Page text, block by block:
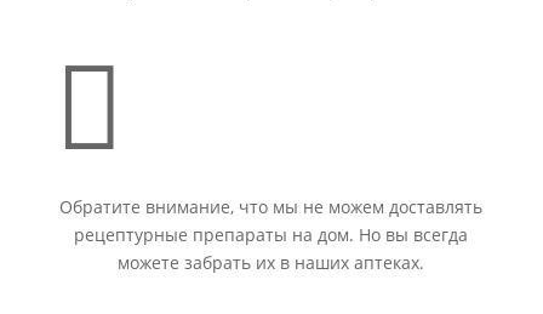

Обратите внимание, что мы не можем доставлять
рецептурные препараты на дом. Но вы всегда
можете забрать их в наших аптеках.